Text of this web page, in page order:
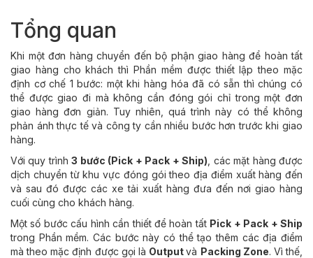
Tổng quan
Khi một đơn hàng chuyển đến bộ phận giao hàng để hoàn tất
giao hàng cho khách thì Phần mềm được thiết lập theo mặc
định cơ chế 1 bước: một khi hàng hóa đã có sẵn thì chúng có
thể được giao đi mà không cần đóng gói chỉ trong một đơn
giao hàng đơn giản. Tuy nhiên, quá trình này có thể không
phản ánh thực tế và công ty cần nhiều bước hơn trước khi giao
hàng.
Với quy trình3 bước (Pick + Pack + Ship) , các mặt hàng được
dịch chuyển từ khu vực đóng gói theo địa điểm xuất hàng đến
và sau đó được các xe tải xuất hàng đưa đến nơi giao hàng
cuối cùng cho khách hàng.
Một số bước cấu hình cần thiết để hoàn tất Pick + Pack + Ship
trong Phần mềm. Các bước này có thể tạo thêm các địa điểm
mà theo mặc định được gọi là Outputvà Packing Zone. Vì thế,